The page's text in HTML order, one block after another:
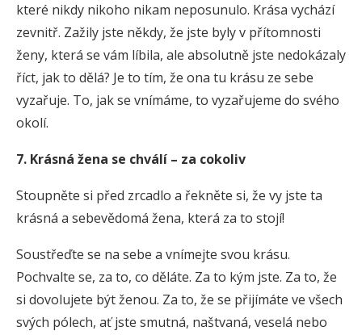
které nikdy nikoho nikam neposunulo. Krása vychází
zevnitř. Zažily jste někdy, že jste byly v přítomnosti
ženy, která se vám líbila, ale absolutně jste nedokázaly
říct, jak to dělá? Je to tím, že ona tu krásu ze sebe
vyzařuje. To, jak se vnímáme, to vyzařujeme do svého
okolí.
7. Krásná žena se chválí – za cokoliv
Stoupněte si před zrcadlo a řekněte si, že vy jste ta
krásná a sebevědomá žena, která za to stojí!
Soustřeďte se na sebe a vnímejte svou krásu.
Pochvalte se, za to, co děláte. Za to kým jste. Za to, že
si dovolujete být ženou. Za to, že se přijímáte ve všech
svých pólech, ať jste smutná, naštvaná, veselá nebo